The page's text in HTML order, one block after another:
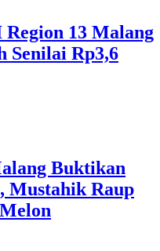
13 Malang
Senilai Rp3,6
Buktikan
Mustahik Raup